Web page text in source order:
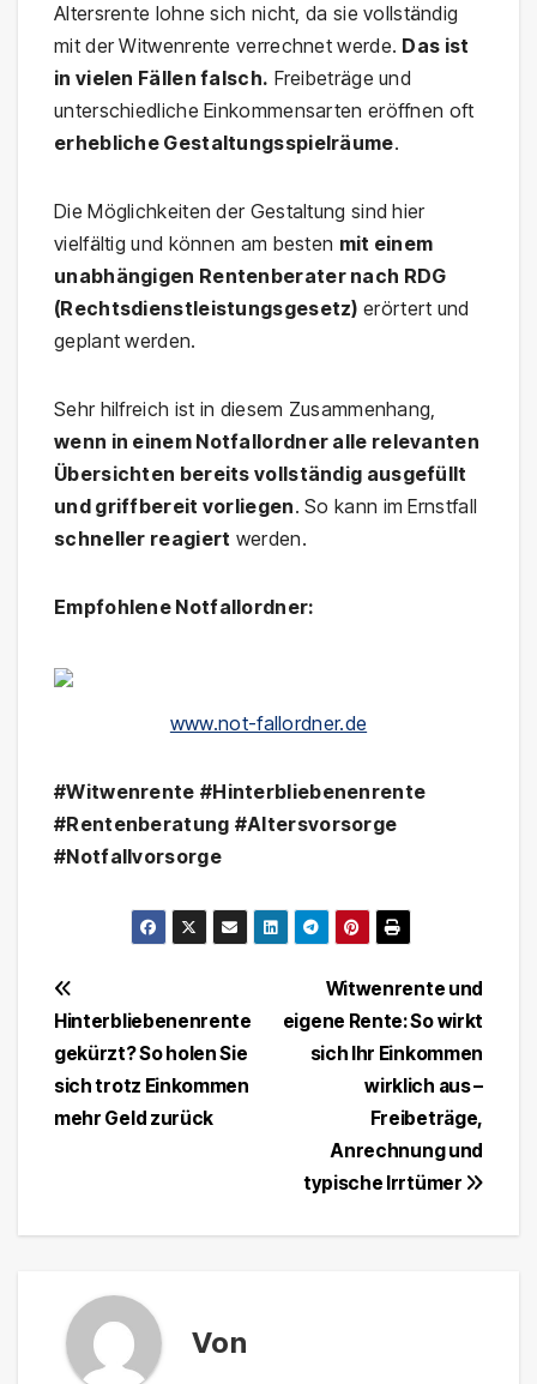
Altersrente lohne sich nicht, da sie vollständig
mit der Witwenrente verrechnet werde. Das ist
in vielen Fällen falsch. Freibeträge und
unterschiedliche Einkommensarten eröffnen oft
erhebliche Gestaltungsspielräume.
Die Möglichkeiten der Gestaltung sind hier
vielfältig und können am besten mit einem
unabhängigen Rentenberater nach RDG
(Rechtsdienstleistungsgesetz) erörtert und
geplant werden.
Sehr hilfreich ist in diesem Zusammenhang,
wenn in einem Notfallordner alle relevanten
Übersichten bereits vollständig ausgefüllt
und griffbereit vorliegen. So kann im Ernstfall
schneller reagiert werden.
Empfohlene Notfallordner:
www.not-fallordner.de
#Witwenrente #Hinterbliebenenrente
#Rentenberatung #Altersvorsorge
#Notfallvorsorge
BeitragsnavigationWitwenrente und
eigene Rente: So wirkt
sich Ihr Einkommen
wirklich aus –
Freibeträge,
Anrechnung und
typische Irrtümer
Hinterbliebenenrente
gekürzt? So holen Sie
sich trotz Einkommen
mehr Geld zurück
Von